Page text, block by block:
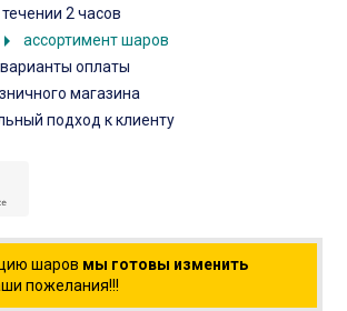
2 часов
arrow_right ассортимент шаров
оплаты
магазина
подход к клиенту
шаров мы готовы изменить
пожелания!!!